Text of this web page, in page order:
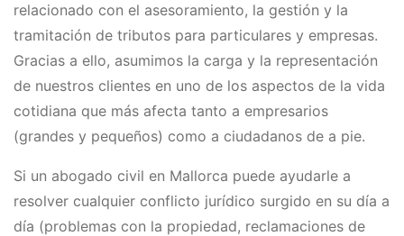
relacionado con el asesoramiento, la gestión y la
tramitación de tributos para particulares y empresas.
Gracias a ello, asumimos la carga y la representación
de nuestros clientes en uno de los aspectos de la vida
cotidiana que más afecta tanto a empresarios
(grandes y pequeños) como a ciudadanos de a pie.
Si un ​abogado civil en Mallorca puede ayudarle a
resolver cualquier conflicto jurídico surgido en su día a
día (problemas con la propiedad, reclamaciones de